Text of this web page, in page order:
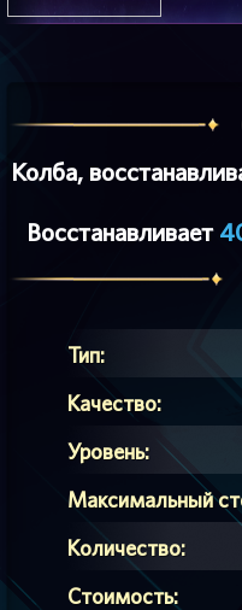
Колба,
Восстанавливает
Тип:
Качество:
Уровень:
Максимальный
Количество:
Стоимость: